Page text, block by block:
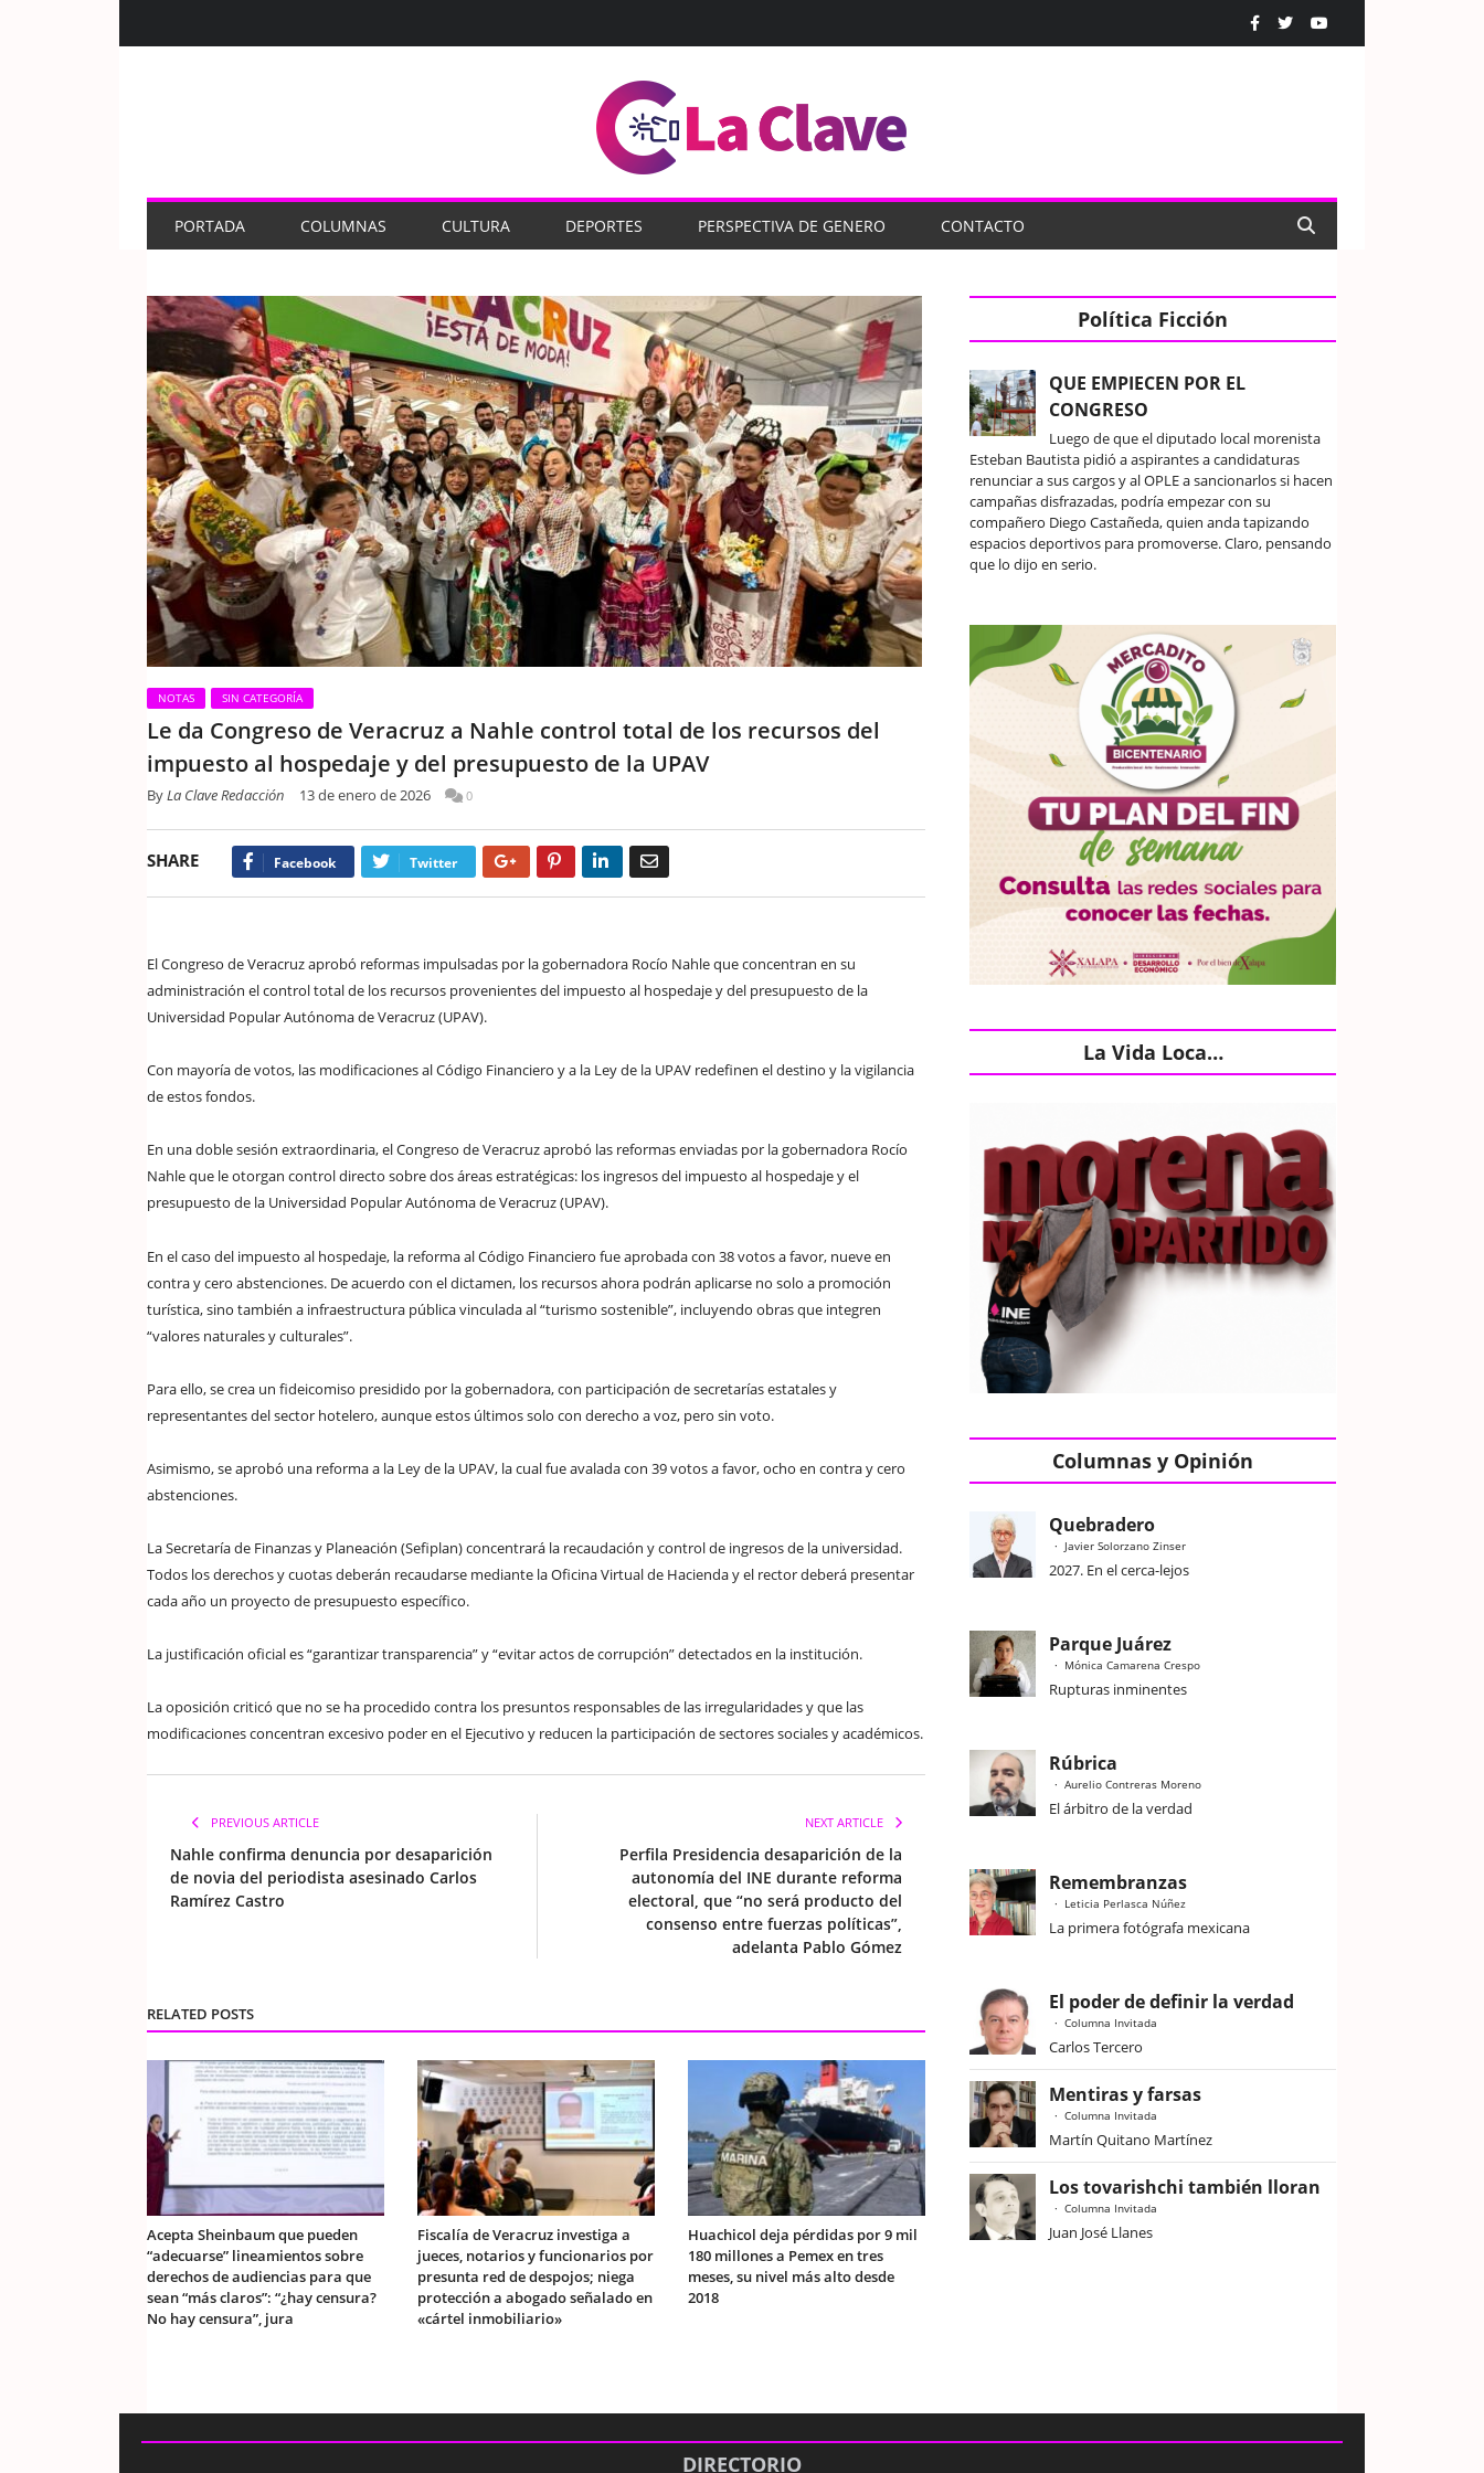
PORTADA COLUMNAS CULTURA DEPORTES PERSPECTIVA DE GENERO CONTACTO
NOTAS SIN CATEGORÍA
Le da Congreso de Veracruz a Nahle control total de los recursos del
impuesto al hospedaje y del presupuesto de la UPAV
ByLa Clave Redacción 13 de enero de 2026 0
SHARE Facebook Twitter Google+ Pinterest LinkedIn
El Congreso de Veracruz aprobó reformas impulsadas por la gobernadora Rocío Nahle que concentran en su
administración el control total de los recursos provenientes del impuesto al hospedaje y del presupuesto de la
Universidad Popular Autónoma de Veracruz (UPAV).
Con mayoría de votos, las modificaciones al Código Financiero y a la Ley de la UPAV redefinen el destino y la vigilancia
de estos fondos.
En una doble sesión extraordinaria, el Congreso de Veracruz aprobó las reformas enviadas por la gobernadora Rocío
Nahle que le otorgan control directo sobre dos áreas estratégicas: los ingresos del impuesto al hospedaje y el
presupuesto de la Universidad Popular Autónoma de Veracruz (UPAV).
En el caso del impuesto al hospedaje, la reforma al Código Financiero fue aprobada con 38 votos a favor, nueve en
contra y cero abstenciones. De acuerdo con el dictamen, los recursos ahora podrán aplicarse no solo a promoción
turística, sino también a infraestructura pública vinculada al “turismo sostenible”, incluyendo obras que integren
“valores naturales y culturales”.
Para ello, se crea un fideicomiso presidido por la gobernadora, con participación de secretarías estatales y
representantes del sector hotelero, aunque estos últimos solo con derecho a voz, pero sin voto.
Asimismo, se aprobó una reforma a la Ley de la UPAV, la cual fue avalada con 39 votos a favor, ocho en contra y cero
abstenciones.
La Secretaría de Finanzas y Planeación (Sefiplan) concentrará la recaudación y control de ingresos de la universidad.
Todos los derechos y cuotas deberán recaudarse mediante la Oficina Virtual de Hacienda y el rector deberá presentar
cada año un proyecto de presupuesto específico.
La justificación oficial es “garantizar transparencia” y “evitar actos de corrupción” detectados en la institución.
La oposición criticó que no se ha procedido contra los presuntos responsables de las irregularidades y que las
modificaciones concentran excesivo poder en el Ejecutivo y reducen la participación de sectores sociales y académicos.
PREVIOUS ARTICLE
Nahle confirma denuncia por desaparición
de novia del periodista asesinado Carlos
Ramírez Castro
NEXT ARTICLE
Perfila Presidencia desaparición de la
autonomía del INE durante reforma
electoral, que “no será producto del
consenso entre fuerzas políticas”,
adelanta Pablo Gómez
RELATED POSTS
Acepta Sheinbaum que pueden
“adecuarse” lineamientos sobre
derechos de audiencias para que
sean “más claros”: “¿hay censura?
No hay censura”, jura
Fiscalía de Veracruz investiga a
jueces, notarios y funcionarios por
presunta red de despojos; niega
protección a abogado señalado en
«cártel inmobiliario»
Huachicol deja pérdidas por 9 mil
180 millones a Pemex en tres
meses, su nivel más alto desde
2018
Política Ficción
QUE EMPIECEN POR EL
CONGRESO
Luego de que el diputado local morenista
Esteban Bautista pidió a aspirantes a candidaturas
renunciar a sus cargos y al OPLE a sancionarlos si hacen
campañas disfrazadas, podría empezar con su
compañero Diego Castañeda, quien anda tapizando
espacios deportivos para promoverse. Claro, pensando
que lo dijo en serio.
La Vida Loca…
Columnas y Opinión
Quebradero
Javier Solorzano Zinser
2027. En el cerca-lejos
Parque Juárez
Mónica Camarena Crespo
Rupturas inminentes
Rúbrica
Aurelio Contreras Moreno
El árbitro de la verdad
Remembranzas
Leticia Perlasca Núñez
La primera fotógrafa mexicana
El poder de definir la verdad
Columna Invitada
Carlos Tercero
Mentiras y farsas
Columna Invitada
Martín Quitano Martínez
Los tovarishchi también lloran
Columna Invitada
Juan José Llanes
DIRECTORIO